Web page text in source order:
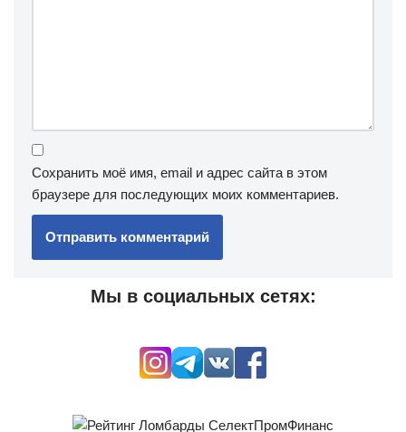
Сохранить моё имя, email и адрес сайта в этом
браузере для последующих моих комментариев.
Мы в социальных сетях: